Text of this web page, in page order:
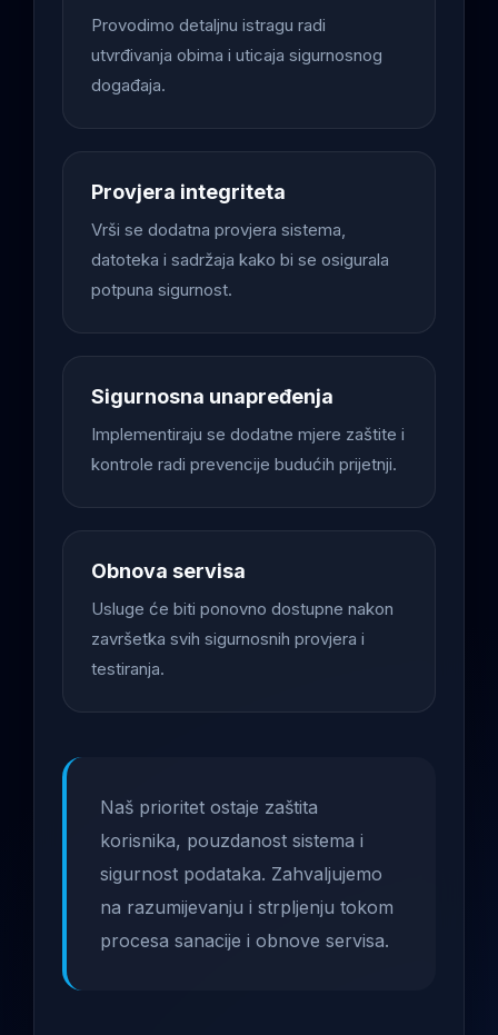
Provodimo detaljnu istragu radi
utvrđivanja obima i uticaja sigurnosnog
događaja.
Provjera integriteta
Vrši se dodatna provjera sistema,
datoteka i sadržaja kako bi se osigurala
potpuna sigurnost.
Sigurnosna unapređenja
Implementiraju se dodatne mjere zaštite i
kontrole radi prevencije budućih prijetnji.
Obnova servisa
Usluge će biti ponovno dostupne nakon
završetka svih sigurnosnih provjera i
testiranja.
Naš prioritet ostaje zaštita
korisnika, pouzdanost sistema i
sigurnost podataka. Zahvaljujemo
na razumijevanju i strpljenju tokom
procesa sanacije i obnove servisa.